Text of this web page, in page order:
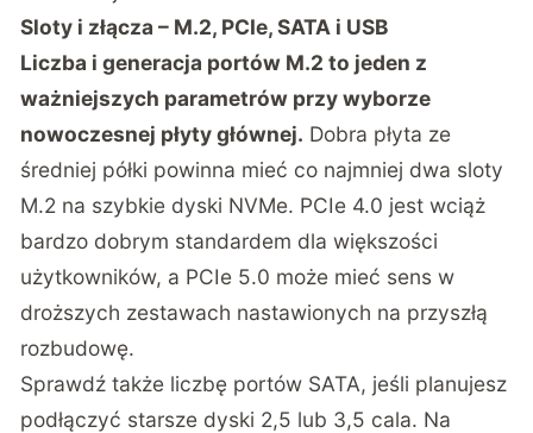
Sloty i złącza – M.2, PCIe, SATA i USB
Liczba i generacja portów M.2 to jeden z
ważniejszych parametrów przy wyborze
nowoczesnej płyty głównej. Dobra płyta ze
średniej półki powinna mieć co najmniej dwa sloty
M.2 na szybkie dyski NVMe. PCIe 4.0 jest wciąż
bardzo dobrym standardem dla większości
użytkowników, a PCIe 5.0 może mieć sens w
droższych zestawach nastawionych na przyszłą
rozbudowę.
Sprawdź także liczbę portów SATA, jeśli planujesz
podłączyć starsze dyski 2,5 lub 3,5 cala. Na